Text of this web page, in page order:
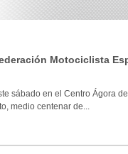
Motociclista
sábado en el Centro Ágora
medio centenar de...